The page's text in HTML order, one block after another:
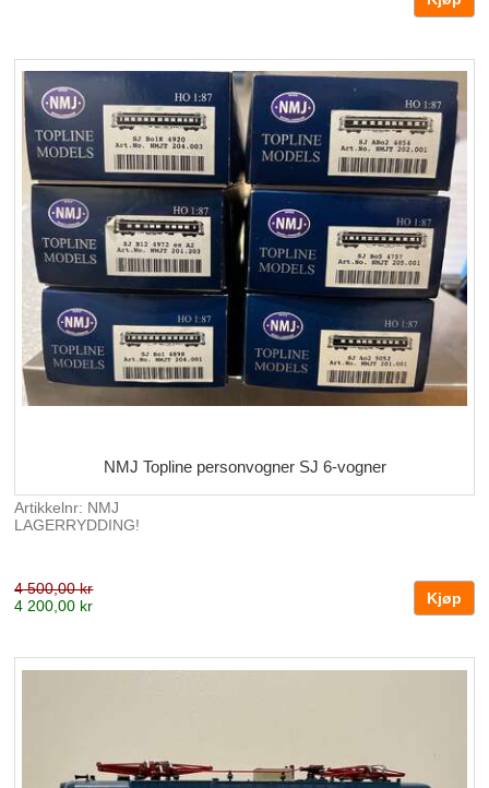
NMJ Topline personvogner SJ 6-vogner
Artikkelnr: NMJ
LAGERRYDDING!
4 500,00 kr
4 200,00 kr